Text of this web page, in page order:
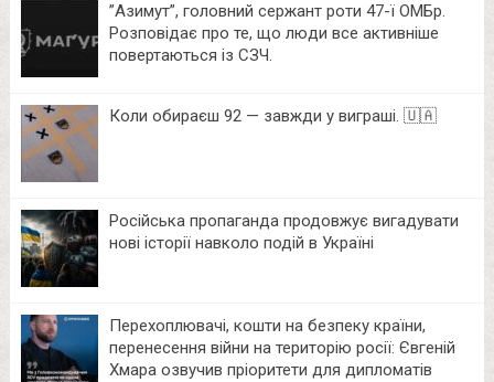
⁨”Азимут”, головний сержант роти 47-ї ОМБр.
Розповідає про те, що люди все активніше
повертаються із СЗЧ.
Коли обираєш 92 — завжди у виграші. 🇺🇦
Російська пропаганда продовжує вигадувати
нові історії навколо подій в Україні
Перехоплювачі, кошти на безпеку країни,
перенесення війни на територію росії: Євгеній
Хмара озвучив пріоритети для дипломатів